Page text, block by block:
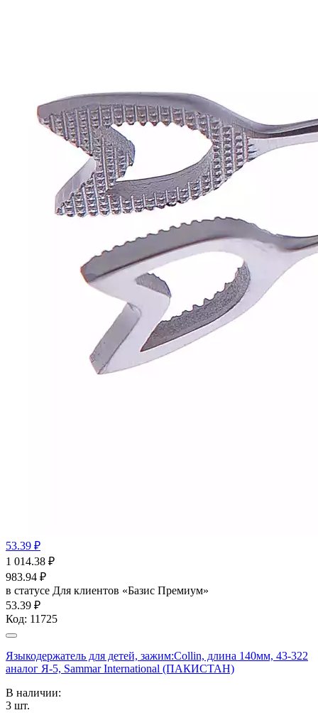
53.39 ₽
1 014.38 ₽
983.94 ₽
в статусе Для клиентов «Базис Премиум»
53.39 ₽
Код: 11725
Языкодержатель для детей, зажим:Collin, длина 140мм, 43-322
аналог Я-5, Sammar International (ПАКИСТАН)
В наличии:
3 шт.